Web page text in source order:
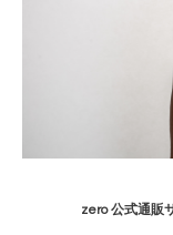
zero 公式通販